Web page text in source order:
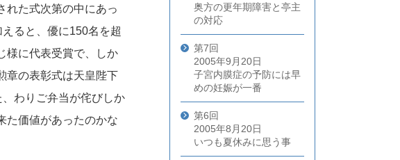
れた式次第の中にあっ
ると、優に150名を超
様に代表受賞で、しか
章の表彰式は天皇陛下
わりご弁当が侘びしか
た価値があったのかな
奥方の更年期障害と亭主
の対応
第7回
2005年9月20日
子宮内膜症の予防には早
めの妊娠が一番
第6回
2005年8月20日
いつも夏休みに思う事